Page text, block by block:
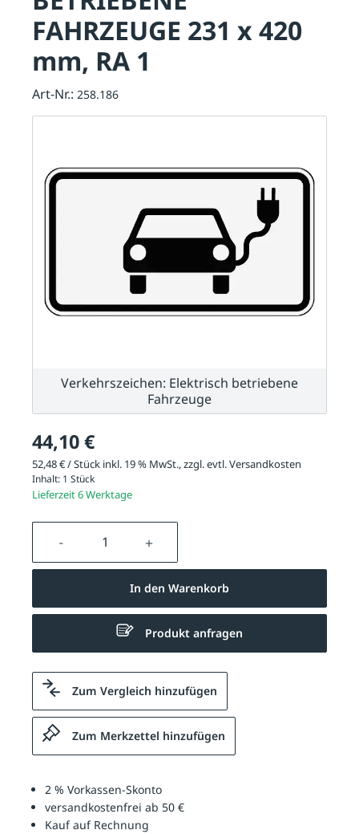
44,10 €
52,48 € / Stück inkl. 19 % MwSt., zzgl. evtl.Versandkosten
Inhalt: 1 Stück
Lieferzeit 6 Werktage
Produkt Anzahl: Gib den
In den Warenkorb
Produkt anfragen
Zum Vergleich hinzufügen
Zum Merkzettel hinzufügen
2 % Vorkassen-Skonto
versandkostenfrei ab 50 €
Kauf auf Rechnung
FAHRZEUGE 231 x 420
mm, RA 1
Art-Nr.: 258.186
Verkehrszeichen: Elektrisch betriebene
Fahrzeuge